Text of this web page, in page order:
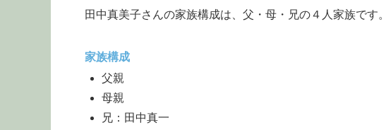
田中真美子さんの家族構成は、父・母・兄の４人家族です。
家族構成
父親
母親
兄：田中真一